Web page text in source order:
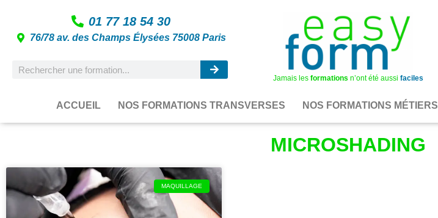
01 77 18 54 30
76/78 av. des Champs Élysées 75008 Paris
Jamais les formations n’ont été aussi faciles
ACCUEIL NOS FORMATIONS TRANSVERSES NOS FORMATIONS MÉTIERS
MICROSHADING
MAQUILLAGE